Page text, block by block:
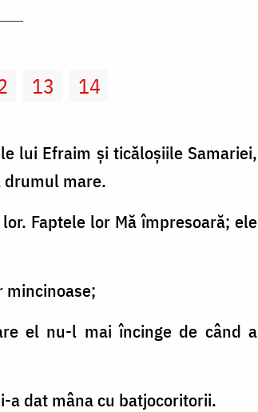
13 14
lui Efraim şi ticăloşiile Samariei,
drumul mare.
Faptele lor Mă împresoară; ele
mincinoase;
el nu-l mai încinge de când a
a dat mâna cu batjocoritorii.